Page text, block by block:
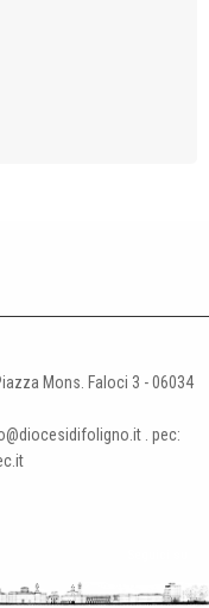
Mons. Faloci 3 - 06034
. pec: